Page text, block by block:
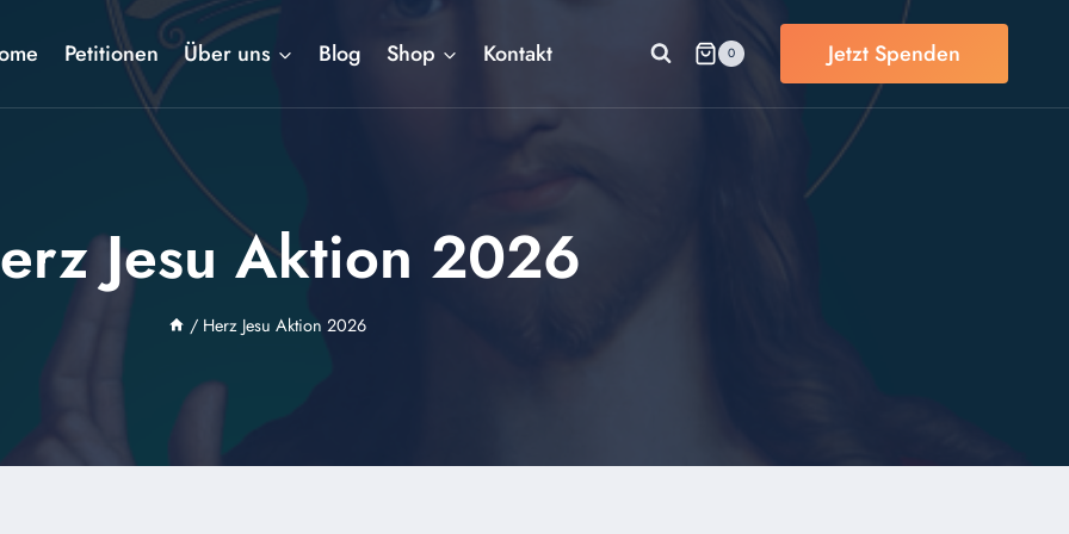
Petitionen Über uns Blog Shop Kontakt 0 Jetzt Spenden
Jesu Aktion 2026
/ Herz Jesu Aktion 2026